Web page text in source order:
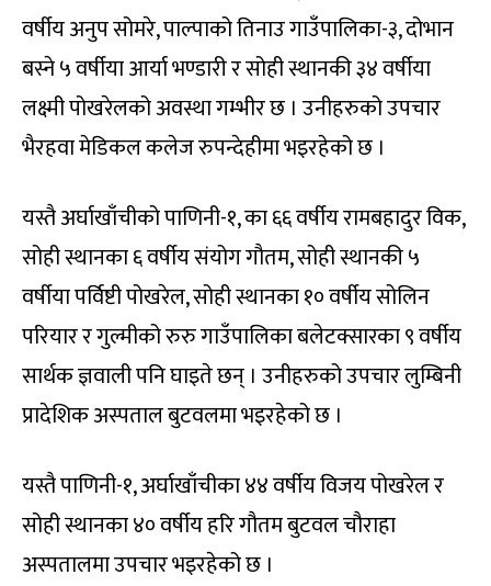
वर्षीय अनुप सोमरे, पाल्पाको तिनाउ गाउँपालिका-३, दोभान
बस्ने ५ वर्षीया आर्या भण्डारी र सोही स्थानकी ३४ वर्षीया
लक्ष्मी पोखरेलको अवस्था गम्भीर छ । उनीहरुको उपचार
भैरहवा मेडिकल कलेज रुपन्देहीमा भइरहेको छ ।
यस्तै अर्घाखाँचीको पाणिनी-१, का ६६ वर्षीय रामबहादुर विक,
सोही स्थानका ६ वर्षीय संयोग गौतम, सोही स्थानकी ५
वर्षीया पर्विष्टी पोखरेल, सोही स्थानका १० वर्षीय सोलिन
परियार र गुल्मीको रुरु गाउँपालिका बलेटक्सारका ९ वर्षीय
सार्थक ज्ञवाली पनि घाइते छन् । उनीहरुको उपचार लुम्बिनी
प्रादेशिक अस्पताल बुटवलमा भइरहेको छ ।
यस्तै पाणिनी-१, अर्घाखाँचीका ४४ वर्षीय विजय पोखरेल र
सोही स्थानका ४० वर्षीय हरि गौतम बुटवल चौराहा
अस्पतालमा उपचार भइरहेको छ ।